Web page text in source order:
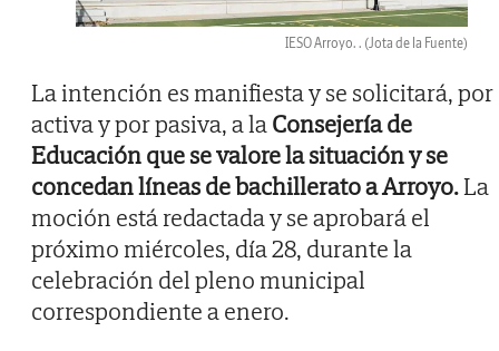
IESO Arroyo. . (Jota de la Fuente)
La intención es manifiesta y se solicitará, por
activa y por pasiva, a la Consejería de
Educación que se valore la situación y se
concedan líneas de bachillerato a Arroyo.La
moción está redactada y se aprobará el
próximo miércoles, día 28, durante la
celebración del pleno municipal
correspondiente a enero.